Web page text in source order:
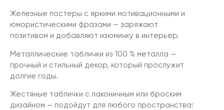
Железные постеры с яркими мотивационными и
юмористическими фразами — заряжают
позитивом и добавляют изюминку в интерьер.
Металлические таблички из 100 % металла —
прочный и стильный декор, который прослужит
долгие годы.
Жестяные таблички с лаконичным или броским
дизайном — подойдут для любого пространства: